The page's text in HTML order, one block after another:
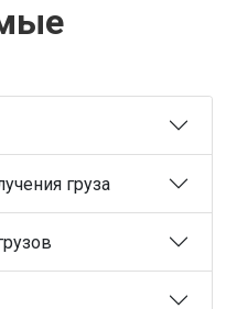
груза